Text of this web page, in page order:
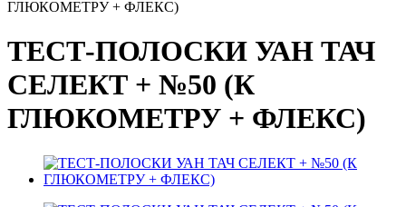
ГЛЮКОМЕТРУ + ФЛЕКС)
ТЕСТ-ПОЛОСКИ УАН ТАЧ
СЕЛЕКТ + №50 (К
ГЛЮКОМЕТРУ + ФЛЕКС)